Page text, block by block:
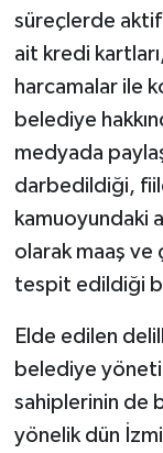
süreçlerde aktif
ait kredi
harcamalar ile
belediye
medyada
darbedildiği,
kamuoyundaki
olarak maaş ve
tespit edildiği
Elde edilen
belediye
sahiplerinin de
yönelik dün